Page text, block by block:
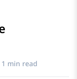
1 min read